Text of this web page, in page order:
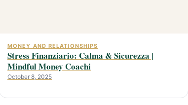
MONEY AND RELATIONSHIPS
Stress Finanziario: Calma & Sicurezza |
Mindful Money Coachi
October 8, 2025